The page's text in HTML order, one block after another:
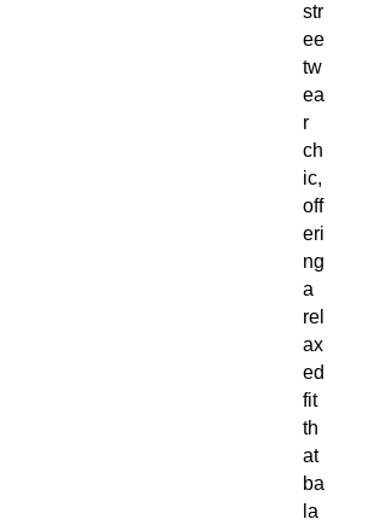
str
ee
tw
ea
r
ch
ic,
off
eri
ng
a
rel
ax
ed
fit
th
at
ba
la